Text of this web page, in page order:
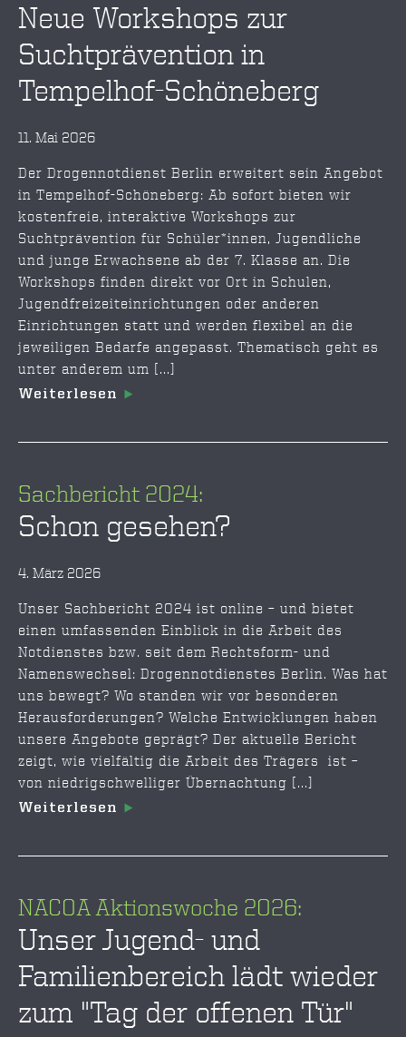
Neue Workshops zur
Suchtprävention in
Tempelhof-Schöneberg
11. Mai 2026
Der Drogennotdienst Berlin erweitert sein Angebot
in Tempelhof-Schöneberg: Ab sofort bieten wir
kostenfreie, interaktive Workshops zur
Suchtprävention für Schüler*innen, Jugendliche
und junge Erwachsene ab der 7. Klasse an. Die
Workshops finden direkt vor Ort in Schulen,
Jugendfreizeiteinrichtungen oder anderen
Einrichtungen statt und werden flexibel an die
jeweiligen Bedarfe angepasst. Thematisch geht es
unter anderem um [...]
Weiterlesen
Sachbericht 2024:
Schon gesehen?
4. März 2026
Unser Sachbericht 2024 ist online – und bietet
einen umfassenden Einblick in die Arbeit des
Notdienstes bzw. seit dem Rechtsform- und
Namenswechsel: Drogennotdienstes Berlin. Was hat
uns bewegt? Wo standen wir vor besonderen
Herausforderungen? Welche Entwicklungen haben
unsere Angebote geprägt? Der aktuelle Bericht
zeigt, wie vielfältig die Arbeit des Trägers ist –
von niedrigschwelliger Übernachtung [...]
Weiterlesen
NACOA Aktionswoche 2026:
Unser Jugend- und
Familienbereich lädt wieder
zum "Tag der offenen Tür"